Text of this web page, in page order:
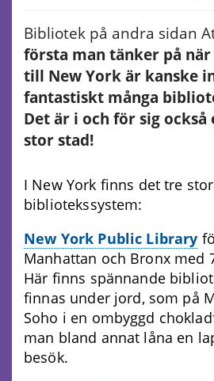
Bibliotek på andra sidan
första man tänker på
till New York är kanske
fantastiskt många
Det är i och för sig
stor stad!
I New York finns det tre
bibliotekssystem:
New York Public Library
Manhattan och Bronx med
Här finns spännande
finnas under jord, som på
Soho i en ombyggd
man bland annat låna en
besök.